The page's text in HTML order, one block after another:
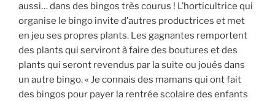
aussi… dans des bingos très courus ! L’horticultrice qui
organise le bingo invite d’autres productrices et met
en jeu ses propres plants. Les gagnantes remportent
des plants qui serviront à faire des boutures et des
plants qui seront revendus par la suite ou joués dans
un autre bingo. « Je connais des mamans qui ont fait
des bingos pour payer la rentrée scolaire des enfants